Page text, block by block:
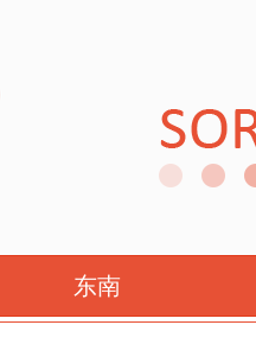
东南
日历 : 2025年9月